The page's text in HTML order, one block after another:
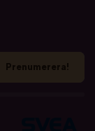
Prenumerera!